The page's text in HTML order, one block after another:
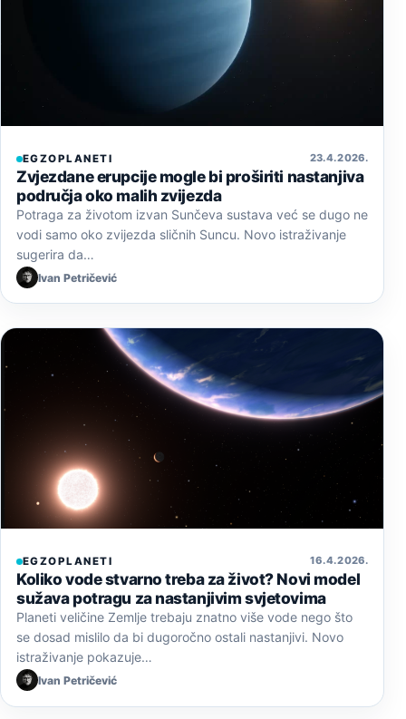
EGZOPLANETI 23. 4. 2026.
Zvjezdane erupcije mogle bi proširiti nastanjiva
područja oko malih zvijezda
Potraga za životom izvan Sunčeva sustava već se dugo ne
vodi samo oko zvijezda sličnih Suncu. Novo istraživanje
sugerira da…
Ivan Petričević
EGZOPLANETI 16. 4. 2026.
Koliko vode stvarno treba za život? Novi model
sužava potragu za nastanjivim svjetovima
Planeti veličine Zemlje trebaju znatno više vode nego što
se dosad mislilo da bi dugoročno ostali nastanjivi. Novo
istraživanje pokazuje…
Ivan Petričević